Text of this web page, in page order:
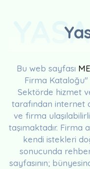
Bu web sayfası
Firma
Sektörde hizmet
tarafından internet
ve firma
taşımaktadır. Firma
kendi istekleri
sonucunda
sayfasının;